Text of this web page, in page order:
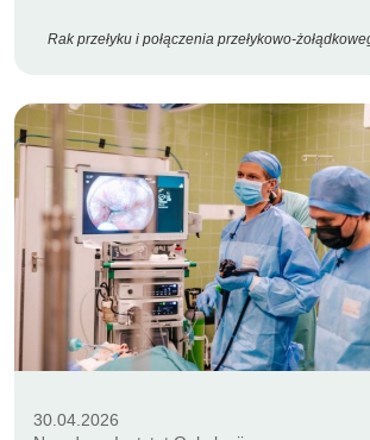
Rak przełyku i połączenia przełykowo-
30.04.2026